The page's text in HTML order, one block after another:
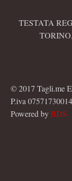
TESTATA
© 2017 Tagli.me
P.iva
Powered byBDS